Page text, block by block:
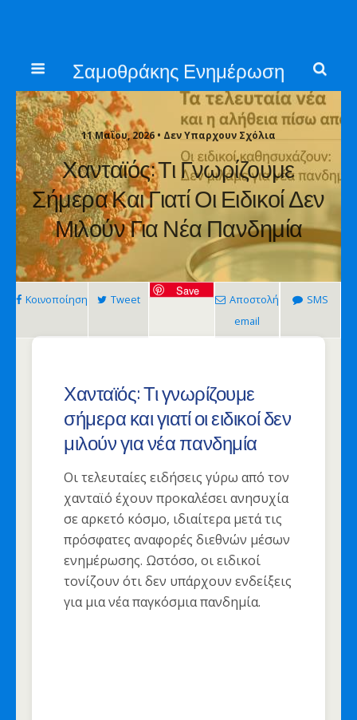
Σαμοθράκης Ενημέρωση
11 Μαΐου, 2026 • Δεν Υπαρχουν Σχόλια
Χανταϊός: Τι Γνωρίζουμε
Σήμερα Και Γιατί Οι Ειδικοί Δεν
Μιλούν Για Νέα Πανδημία
Κοινοποίηση Tweet
Save
Αποστολή
email
SMS
Χανταϊός: Τι γνωρίζουμε
σήμερα και γιατί οι ειδικοί δεν
μιλούν για νέα πανδημία
Οι τελευταίες ειδήσεις γύρω από τον
χανταϊό έχουν προκαλέσει ανησυχία
σε αρκετό κόσμο, ιδιαίτερα μετά τις
πρόσφατες αναφορές διεθνών μέσων
ενημέρωσης. Ωστόσο, οι ειδικοί
τονίζουν ότι δεν υπάρχουν ενδείξεις
για μια νέα παγκόσμια πανδημία.